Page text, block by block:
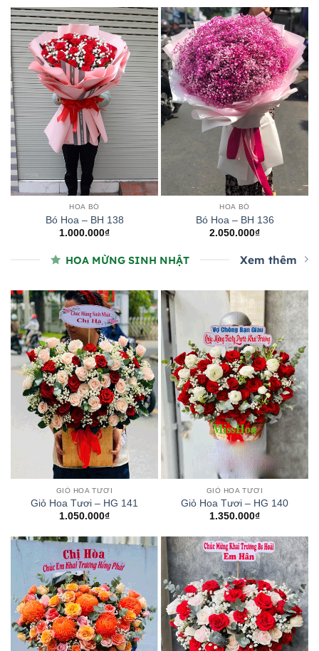
HOA BÓ
Bó Hoa – BH 138
1.000.000₫
HOA BÓ
Bó Hoa – BH 136
2.050.000₫
HOA MỪNG SINH NHẬT Xem thêm
GIỎ HOA TƯƠI
Giỏ Hoa Tươi – HG 141
1.050.000₫
GIỎ HOA TƯƠI
Giỏ Hoa Tươi – HG 140
1.350.000₫